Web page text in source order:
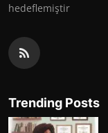
hedeflemiştir
Trending Posts